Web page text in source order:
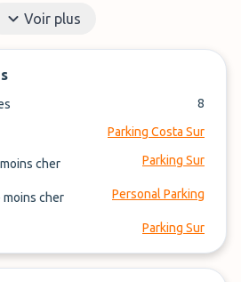
aux périodes de grand
de parkings à l’aéroport de
de prix ou de service et réserver
Voir plus
8
Parking Costa Sur
cher Parking Sur
moins cher Personal Parking
Parking Sur